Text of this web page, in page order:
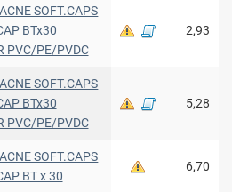
SOFT.CAPS
BTx30
PVC/PE/PVDC
2,93
SOFT.CAPS
BTx30
PVC/PE/PVDC
5,28
SOFT.CAPS
BT x 30
6,70